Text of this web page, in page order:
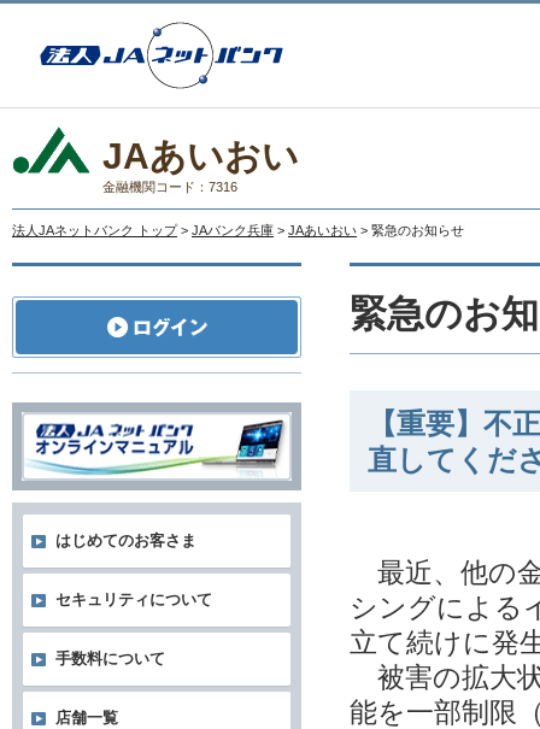
JAあいおい
金融機関コード：7316
法人JAネットバンク トップ > JAバンク兵庫 > JAあいおい > 緊急のお知らせ
緊急のお
【重要】不
直してくだ
最近、他の
シングによる
立て続けに発
被害の拡大
能を一部制限
はじめてのお客さま
セキュリティについて
手数料について
店舗一覧